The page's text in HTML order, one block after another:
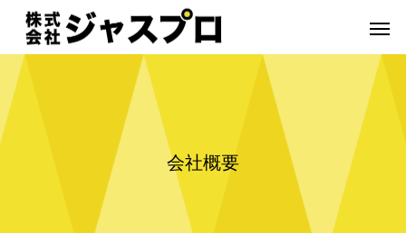
会社概要